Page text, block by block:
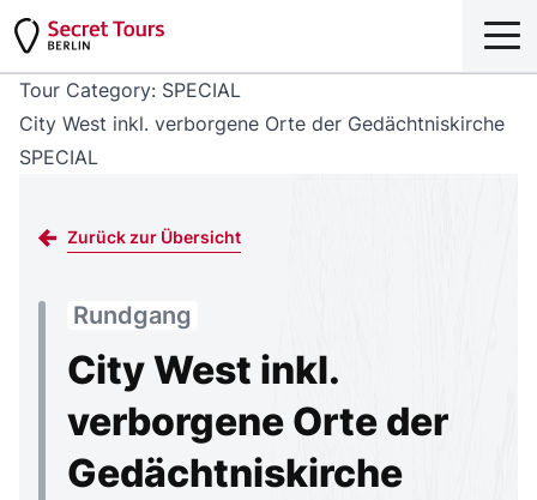
Tour Category: SPECIAL
City West inkl. verborgene Orte der Gedächtniskirche
SPECIAL
Zurück zur Übersicht
Rundgang
City West inkl.
verborgene Orte der
Gedächtniskirche